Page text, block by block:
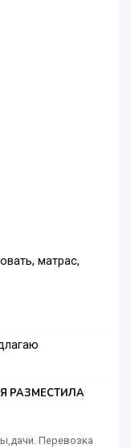
матрас,
РАЗМЕСТИЛА
Перевозка